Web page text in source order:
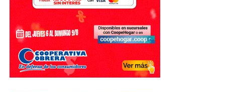
Un mensaje para sus compañeros y
los hinchas
En su despedida, Otamendi también alentó a las nuevas
generaciones del seleccionado a mantener la ilusión de